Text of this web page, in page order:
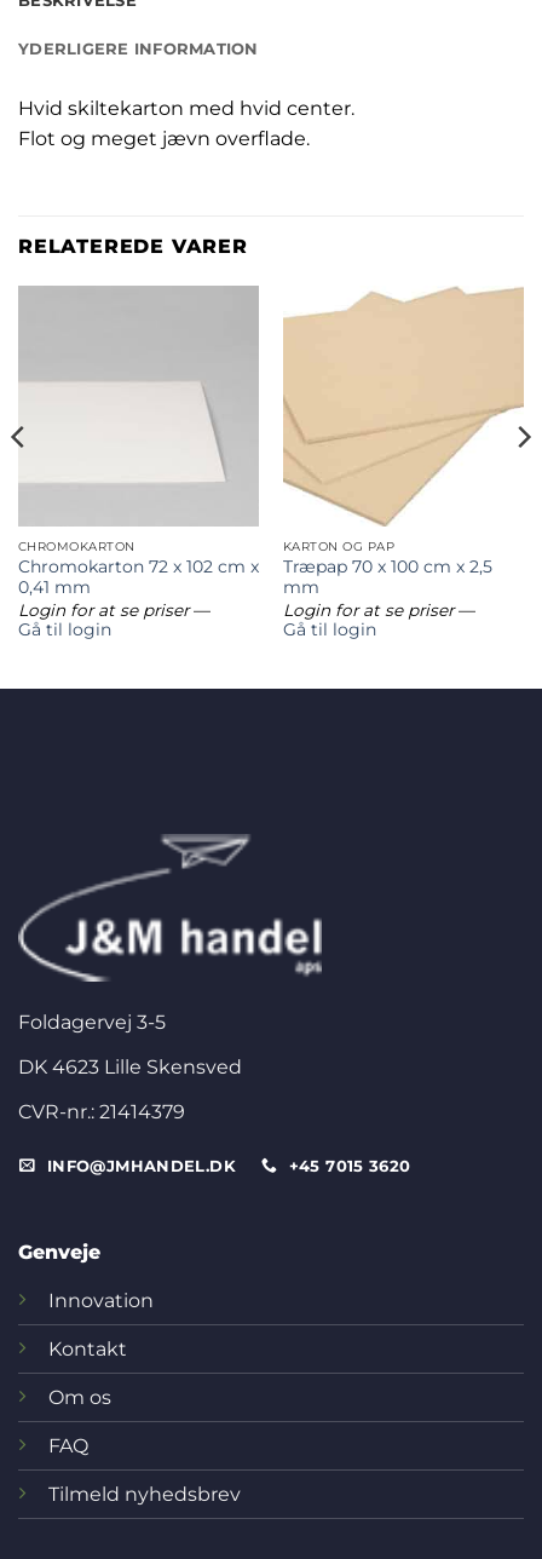
YDERLIGERE INFORMATION
Hvid skiltekarton med hvid center.
Flot og meget jævn overflade.
RELATEREDE VARER
CHROMOKARTON
Chromokarton 72 x 102 cm x
0,41 mm
Login for at se priser—
Gå til login
KARTON OG PAP
Træpap 70 x 100 cm x 2,5
mm
Login for at se priser—
Gå til login
Foldagervej 3-5
DK 4623 Lille Skensved
CVR-nr.: 21414379
INFO@JMHANDEL.DK +45 7015 3620
Genveje
Innovation
Kontakt
Om os
FAQ
Tilmeld nyhedsbrev